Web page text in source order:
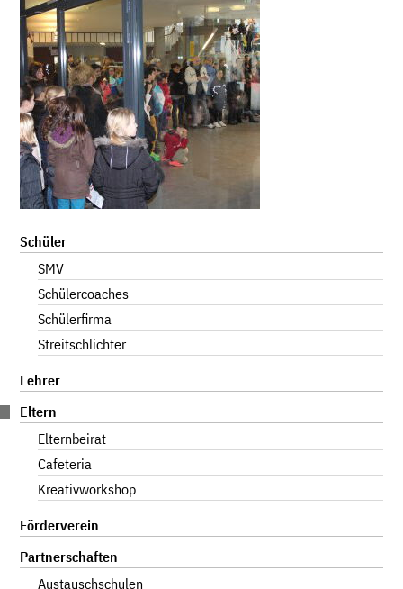
Navigation
überspringen
Schüler
SMV
Schülercoaches
Schülerfirma
Streitschlichter
Lehrer
Eltern
Elternbeirat
Cafeteria
Kreativworkshop
Förderverein
Partnerschaften
Austauschschulen